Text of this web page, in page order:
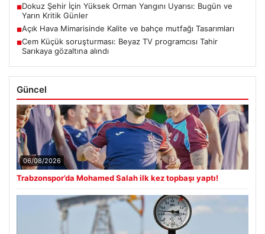
■Dokuz Şehir İçin Yüksek Orman Yangını Uyarısı: Bugün ve
Yarın Kritik Günler
■Açık Hava Mimarisinde Kalite ve bahçe mutfağı Tasarımları
■Cem Küçük soruşturması: Beyaz TV programcısı Tahir
Sarıkaya gözaltına alındı
Güncel
06/08/2026
Trabzonspor’da Mohamed Salah ilk kez topbaşı yaptı!